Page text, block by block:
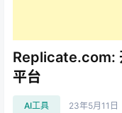
Replicate.com:
平台
AI工具 23年5月11日